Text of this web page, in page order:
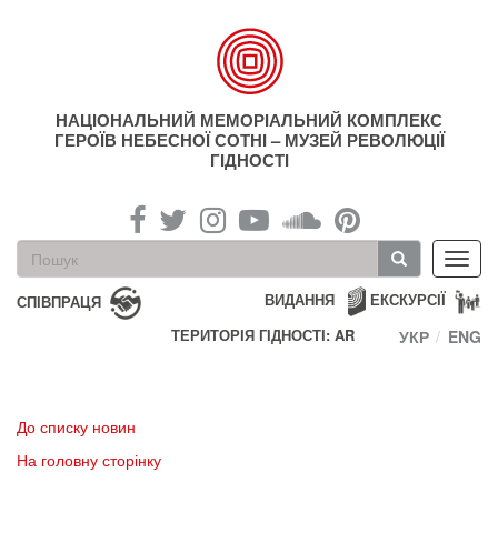
НАЦІОНАЛЬНИЙ МЕМОРІАЛЬНИЙ КОМПЛЕКС
ГЕРОЇВ НЕБЕСНОЇ СОТНІ – МУЗЕЙ РЕВОЛЮЦІЇ
ГІДНОСТІ
Пошукова
форма
Пошук
СПІВПРАЦЯ ЕКСКУРСІЇ
ВИДАННЯ
ТЕРИТОРІЯ ГІДНОСТІ: AR
УКР ENG
До списку новин
На головну сторінку